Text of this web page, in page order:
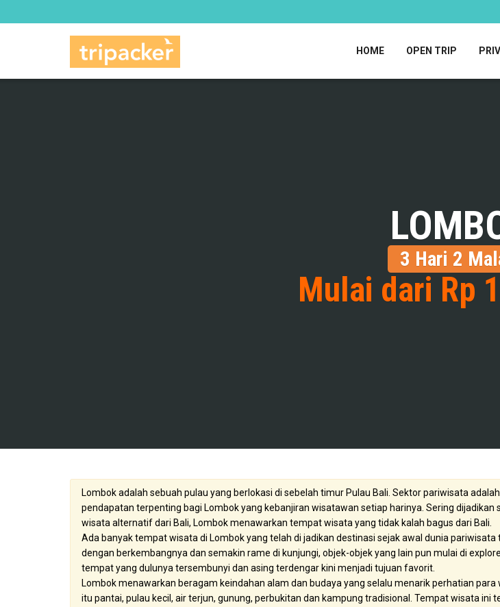
HOME OPEN TRIP
3 Hari 2
Mulai dari Rp
Lombok adalah sebuah pulau yang berlokasi di sebelah timur Pulau Bali. Sektor pariwisata
pendapatan terpenting bagi Lombok yang kebanjiran wisatawan setiap harinya. Sering dijadikan
wisata alternatif dari Bali, Lombok menawarkan tempat wisata yang tidak kalah bagus dari Bali.
Ada banyak tempat wisata di Lombok yang telah di jadikan destinasi sejak awal dunia pariwisata
dengan berkembangnya dan semakin rame di kunjungi, objek-objek yang lain pun mulai di
tempat yang dulunya tersembunyi dan asing terdengar kini menjadi tujuan favorit.
Lombok menawarkan beragam keindahan alam dan budaya yang selalu menarik perhatian para
itu pantai, pulau kecil, air terjun, gunung, perbukitan dan kampung tradisional. Tempat wisata ini